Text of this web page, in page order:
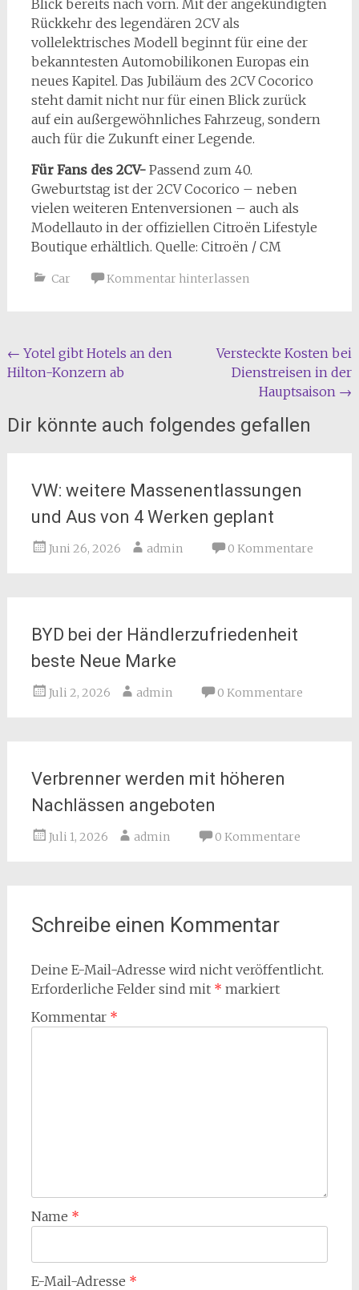
Blick bereits nach vorn. Mit der angekündigten
Rückkehr des legendären 2CV als
vollelektrisches Modell beginnt für eine der
bekanntesten Automobilikonen Europas ein
neues Kapitel. Das Jubiläum des 2CV Cocorico
steht damit nicht nur für einen Blick zurück
auf ein außergewöhnliches Fahrzeug, sondern
auch für die Zukunft einer Legende.
Für Fans des 2CV- Passend zum 40.
Gweburtstag ist der 2CV Cocorico – neben
vielen weiteren Entenversionen – auch als
Modellauto in der offiziellen Citroën Lifestyle
Boutique erhältlich. Quelle: Citroën / CM
Car Kommentar hinterlassen
Beitragsnavigation
← Yotel gibt Hotels an den
Hilton-Konzern ab
Versteckte Kosten bei
Dienstreisen in der
Hauptsaison →
Dir könnte auch folgendes gefallen
VW: weitere Massenentlassungen
und Aus von 4 Werken geplant
Juni 26, 2026 admin 0 Kommentare
BYD bei der Händlerzufriedenheit
beste Neue Marke
Juli 2, 2026 admin 0 Kommentare
Verbrenner werden mit höheren
Nachlässen angeboten
Juli 1, 2026 admin 0 Kommentare
Schreibe einen Kommentar
Deine E-Mail-Adresse wird nicht veröffentlicht.
Erforderliche Felder sind mit * markiert
Kommentar *
Name *
E-Mail-Adresse *